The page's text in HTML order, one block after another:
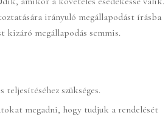
irányuló megállapodást írásba
kizáró megállapodás semmis.
teljesítéséhez szükséges.
megadni, hogy tudjuk a rendelését